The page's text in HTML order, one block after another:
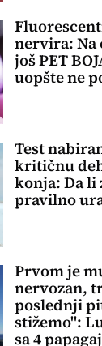
nervira: Na
još PET
uopšte ne
Test
kritičnu
konja: Da li
pravilno
Prvom je
nervozan,
poslednji
stižemo":
sa 4